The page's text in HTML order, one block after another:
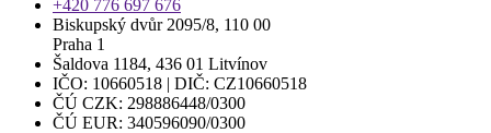
+420 776 697 676
Biskupský dvůr 2095/8, 110 00
Praha 1
Šaldova 1184, 436 01 Litvínov
IČO: 10660518 | DIČ: CZ10660518
ČÚ CZK: 298886448/0300
ČÚ EUR: 340596090/0300